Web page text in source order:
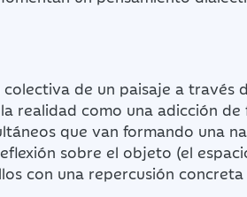
de un paisaje a través
realidad como una adicción
que van formando una
sobre el objeto (el
con una repercusión